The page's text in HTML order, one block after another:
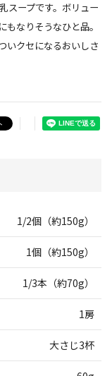
スープです。ボリュー
なりそうなひと品。
いクセになるおいしさ
1/2個（約150g）
1個（約150g）
1/3本（約70g）
1房
大さじ3杯